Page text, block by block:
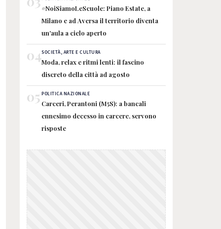
#NoiSiamoLeScuole: Piano Estate, a
Milano e ad Aversa il territorio diventa
un'aula a cielo aperto
04SOCIETÀ, ARTE E CULTURA
Moda, relax e ritmi lenti: il fascino
discreto della città ad agosto
05 POLITICA NAZIONALE
Carceri, Perantoni (M5S): a bancali
ennesimo decesso in carcere, servono
risposte